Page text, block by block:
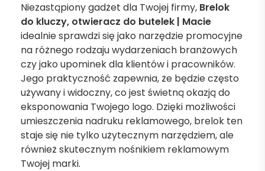
Niezastąpiony gadżet dla Twojej firmy, Brelok
do kluczy, otwieracz do butelek | Macie
idealnie sprawdzi się jako narzędzie promocyjne
na różnego rodzaju wydarzeniach branżowych
czy jako upominek dla klientów i pracowników.
Jego praktyczność zapewnia, że będzie często
używany i widoczny, co jest świetną okazją do
eksponowania Twojego logo. Dzięki możliwości
umieszczenia nadruku reklamowego, brelok ten
staje się nie tylko użytecznym narzędziem, ale
również skutecznym nośnikiem reklamowym
Twojej marki.